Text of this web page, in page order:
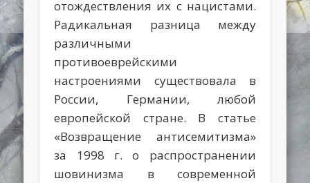
отождествления их с нацистами.
Радикальная разница между
различными
противоеврейскими
настроениями существовала в
России, Германии, любой
европейской стране. В статье
«Возвращение антисемитизма»
за 1998 г. о распространении
шовинизма в современной